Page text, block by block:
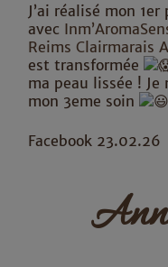
J’ai réalisé mon
avec
Reims Clairmarais
est transformée
ma peau lissée ! Je
mon 3eme soin
Facebook 23.02.26